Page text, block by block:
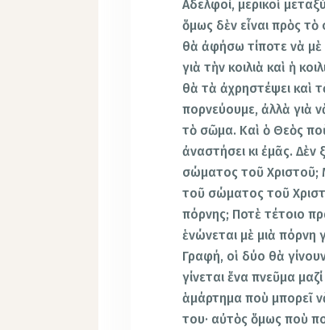
Αδελφοί, μερικοὶ
ὅμως δὲν εἶναι πρὸς
θὰ ἀφήσω τίποτε νὰ μὲ
γιὰ τὴν κοιλιὰ καὶ ἡ
θὰ τὰ ἀχρηστέψει καὶ
πορνεύουμε, ἀλλὰ γιὰ
τὸ σῶμα. Καὶ ὁ Θεὸς
ἀναστήσει κι ἐμᾶς. Δὲν
σώματος τοῦ Χριστοῦ;
τοῦ σώματος τοῦ
πόρνης; Ποτὲ τέτοιο
ἑνώνεται μὲ μιὰ πόρνη
Γραφή, οἱ δύο θὰ
γίνεται ἕνα πνεῦμα
ἁμάρτημα ποὺ μπορεῖ
του· αὐτὸς ὅμως ποὺ